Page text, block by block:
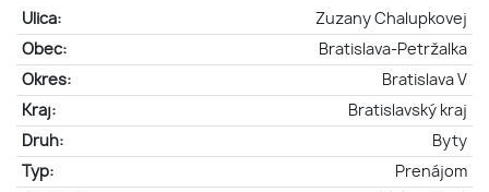
Ulica:
Zuzany Chalupkovej
Obec:
Bratislava-Petržalka
Okres:
Bratislava V
Kraj:
Bratislavský kraj
Druh:
Byty
Typ:
Prenájom